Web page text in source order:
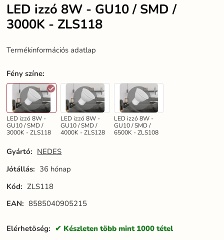
LED izzó 8W - GU10 / SMD /
3000K - ZLS118
Termékinformációs adatlap
Fény színe:
LED izzó 8W -
GU10 / SMD /
3000K - ZLS118
LED izzó 8W -
GU10 / SMD /
4000K - ZLS128
LED izzó 8W -
GU10 / SMD /
6500K - ZLS108
Gyártó: NEDES
Jótállás: 36 hónap
Kód: ZLS118
EAN: 8585040905215
Elérhetöség: Készleten több mint 1000 tétel